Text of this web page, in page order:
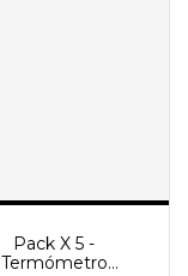
Pack X 5 -
Termómetro